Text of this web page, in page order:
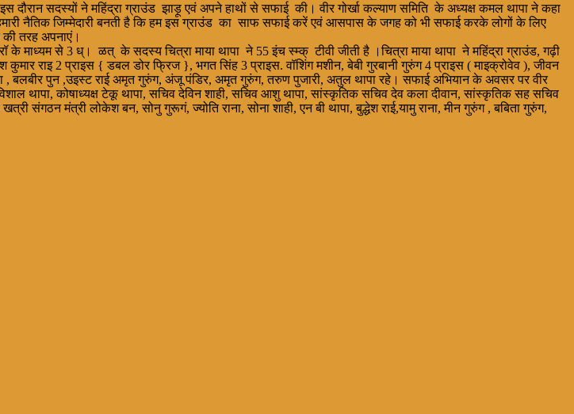
दौरान सदस्यों ने महिंद्रा ग्राउंड झाड़ू एवं अपने हाथों से सफाई की। वीर गोर्खा कल्याण समिति के अध्यक्ष कमल थापा ने कहा
हमारी नैतिक जिम्मेदारी बनती है कि हम इस ग्राउंड का साफ सफाई करें एवं आसपास के जगह को भी सफाई करके लोगों के लिए
तरह अपनाएं।
के माध्यम से 3 ध्। ळत् के सदस्य चित्रा माया थापा ने 55 इंच स्म्क् टीवी जीती है ।चित्रा माया थापा ने महिंद्रा ग्राउंड, गढ़ी
राइ 2 प्राइस { डबल डोर फ्रिज }, भगत सिंह 3 प्राइस. वॉशिंग मशीन, बेबी गुरबानी गुरुंग 4 प्राइस ( माइक्रोवेव ), जीवन
, बलबीर पुन ,उइस्ट राई अमृत गुरुंग, अंजू पंडिर, अमृत गुरुंग, तरुण पुजारी, अतुल थापा रहे। सफाई अभियान के अवसर पर वीर
विशाल थापा, कोषाध्यक्ष टेकू थापा, सचिव देविन शाही, सचिव आशु थापा, सांस्कृतिक सचिव देव कला दीवान, सांस्कृतिक सह सचिव
संगठन मंत्री लोकेश बन, सोनु गुरूगं, ज्योति राना, सोना शाही, एन बी थापा, बुद्धेश राई,यामु राना, मीन गुरुंग , बबिता गुरुंग,